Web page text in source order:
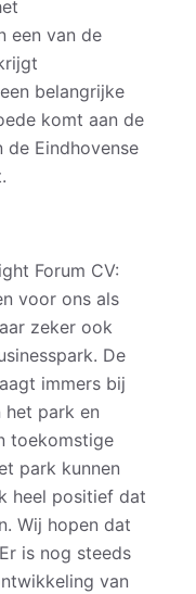
een van de
belangrijke
komt aan de
Eindhovense
Forum CV:
voor ons als
zeker ook
De
immers bij
het park en
toekomstige
park kunnen
heel positief dat
Wij hopen dat
is nog steeds
van